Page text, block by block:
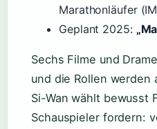
Marathonläufer
Geplant 2025:
Sechs Filme und
und die Rollen werden
Si-Wan wählt bewusst
Schauspieler fordern: